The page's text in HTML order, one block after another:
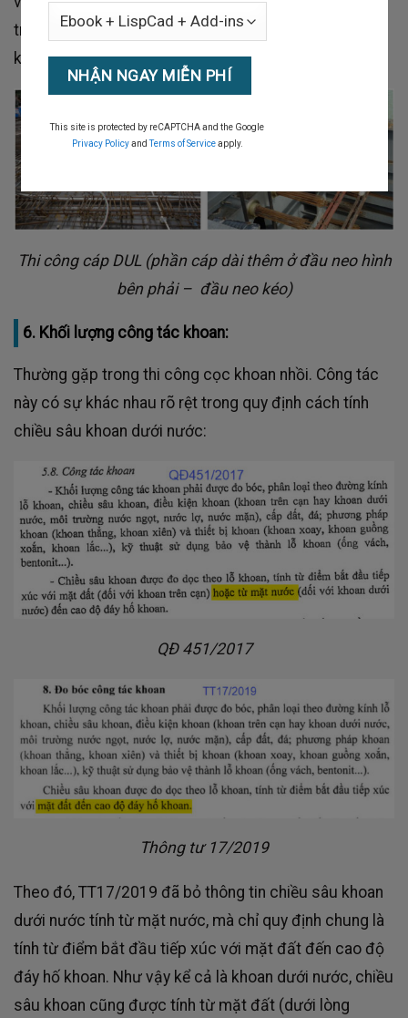
tranh cãi khi nghiệm thu thanh quyết toán sau này nếu
không có quy định cách tính ngay từ đầu.
Thi công cáp DUL (phần cáp dài thêm ở đầu neo hình
bên phải – đầu neo kéo)
6. Khối lượng công tác khoan:
Thường gặp trong thi công cọc khoan nhồi. Công tác
này có sự khác nhau rõ rệt trong quy định cách tính
chiều sâu khoan dưới nước:
QĐ 451/2017
Thông tư 17/2019
Theo đó, TT17/2019 đã bỏ thông tin chiều sâu khoan
dưới nước tính từ mặt nước, mà chỉ quy định chung là
tính từ điểm bắt đầu tiếp xúc với mặt đất đến cao độ
đáy hố khoan. Như vậy kể cả là khoan dưới nước, chiều
sâu khoan cũng được tính từ mặt đất (dưới lòng
This site is protected by reCAPTCHA and the Google
Privacy Policyand Terms of Serviceapply.